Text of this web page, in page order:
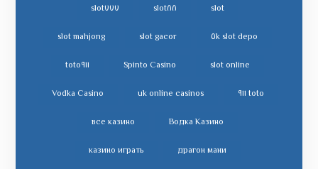
slot slot٨٨ slot٧٧٧
slot depo ٥k slot gacor
slot mahjong
slot online
Spinto Casino toto٩١١
toto ٩١١ uk online casinos
Vodka Casino
Водка Казино
все казино
драгон мани
казино играть